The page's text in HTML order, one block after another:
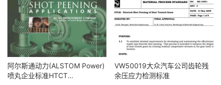
阿尔斯通动力(ALSTOM Power)
喷丸企业标准HTCT
VW50019大众汽车公司齿轮残
余压应力检测标准